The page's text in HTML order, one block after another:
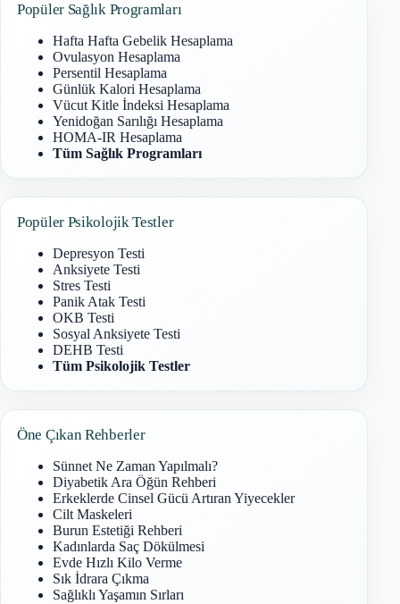
Popüler Sağlık Programları
Hafta Hafta Gebelik Hesaplama
Ovulasyon Hesaplama
Persentil Hesaplama
Günlük Kalori Hesaplama
Vücut Kitle İndeksi Hesaplama
Yenidoğan Sarılığı Hesaplama
HOMA-IR Hesaplama
Tüm Sağlık Programları
Popüler Psikolojik Testler
Depresyon Testi
Anksiyete Testi
Stres Testi
Panik Atak Testi
OKB Testi
Sosyal Anksiyete Testi
DEHB Testi
Tüm Psikolojik Testler
Öne Çıkan Rehberler
Sünnet Ne Zaman Yapılmalı?
Diyabetik Ara Öğün Rehberi
Erkeklerde Cinsel Gücü Artıran Yiyecekler
Cilt Maskeleri
Burun Estetiği Rehberi
Kadınlarda Saç Dökülmesi
Evde Hızlı Kilo Verme
Sık İdrara Çıkma
Sağlıklı Yaşamın Sırları